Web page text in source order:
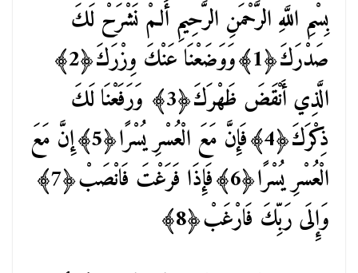
بِسْمِ اللَّهِ الرَّحْمَنِ الرَّحِيمِ أَلـمْ نَشْرَحْ لَكَ
صَدْرَكَ﴿1﴾وَوَضَعْنَا عَنْكَ وِزْرَكَ﴿2﴾
الَّذِي أَنْقَضَ ظَهْرَكَ﴿3﴾ وَرَفَعْنَا لَكَ
ذِكْرَكَ﴿4﴾فَإِنَّ مَعَ الْعُسْرِ يُسْرًا﴿5﴾إِنَّ مَعَ
الْعُسْرِ يُسْرًا﴿6﴾فَإِذَا فَرَغْتَ فَانْصَبْ﴿7﴾
وَإِلَى رَبِّكَ فَارْغَبْ﴿8﴾